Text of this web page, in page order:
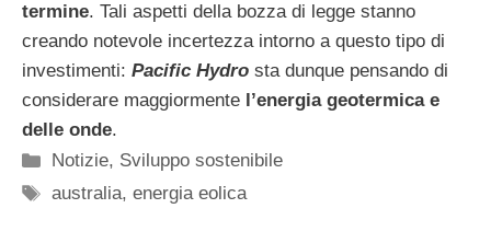
termine. Tali aspetti della bozza di legge stanno
creando notevole incertezza intorno a questo tipo di
investimenti: Pacific Hydro sta dunque pensando di
considerare maggiormente l’energia geotermica e
delle onde.
Categorie
Notizie, Sviluppo sostenibile
Tag
australia,energia eolica